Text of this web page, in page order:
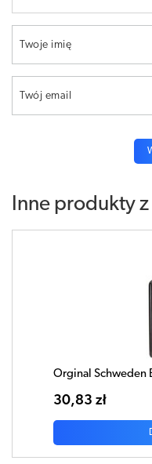
Twoje imię
Twój email
Inne produkty
Orginal Schweden
30,83 zł